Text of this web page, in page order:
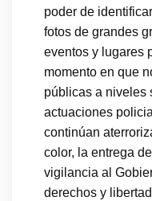
poder de
fotos de grandes
eventos y lugares
momento en que
públicas a niveles
actuaciones
continúan
color, la entrega
vigilancia al
derechos y